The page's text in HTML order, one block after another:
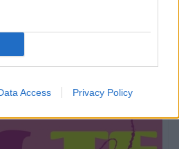
Access Privacy Policy
de Manlleu per combatre la